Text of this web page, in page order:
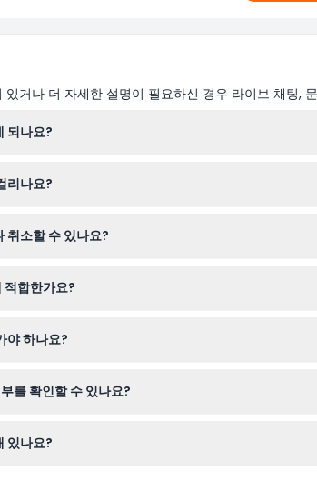
거나 더 자세한 설명이 필요하신 경우 라이브 채팅
되나요?
경될 수 있으니 예약 시 꼭 확인 바랍니다).
리나요?
취소할 수 있나요?
적합한가요?
야 하나요?
를 확인할 수 있나요?
있나요?